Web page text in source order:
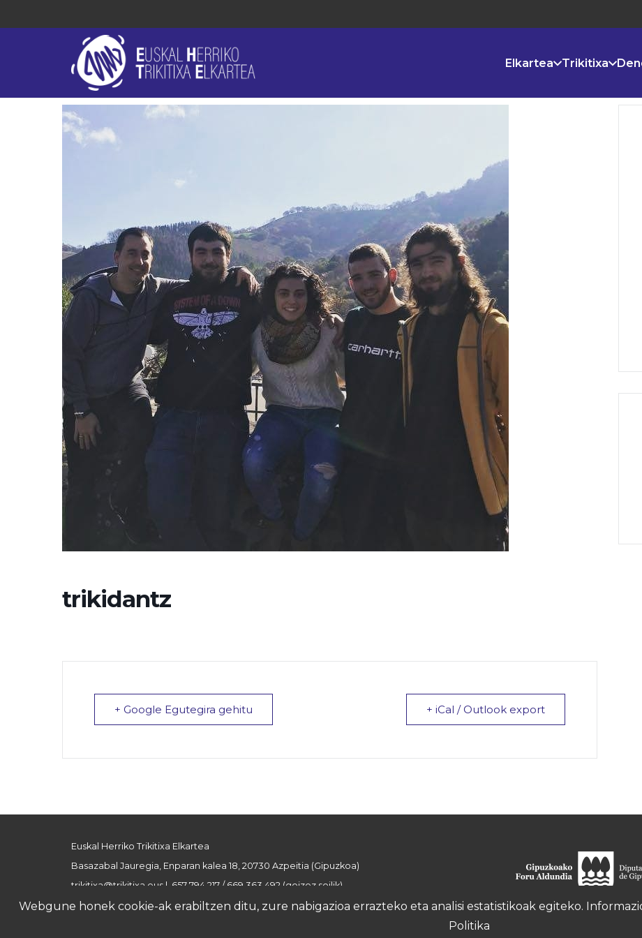
Elkartea Trikitixa
trikidantz
+ Google Egutegira gehitu + iCal / Outlook export
Euskal Herriko Trikitixa Elkartea
Basazabal Jauregia, Enparan kalea 18, 20730 Azpeitia (Gipuzkoa)
trikitixa@trikitixa.eus | 657 794 217 / 669 363 492 (goizez soilik)
Webgune honek cookie-ak erabiltzen ditu, zure nabigazioa errazteko eta analisi estatistikoak egiteko.
Politika